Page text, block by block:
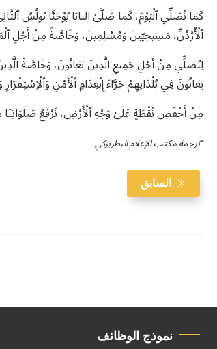
ٱلْأُرْدُنِّ، مَسِيحِيّينَ وَمُسْلِمِينَ، وَخَاصَّةً مِنْ أَجْلِ
لِنُصَلِّي مِنْ أَجْلِ جَمِيعِ الَّذِينَ يَعَانُونَ، وَخَاصَّةً
يَعَانُونَ فِي بُلْدَانِهِمْ جَرَّاءَ إِنْعِدَامِ ٱلْأَمْنِ
مِنْ أَخْفَضِ نُقْطَةٍ عَلَىٰ وَجْهِ ٱلْأَرْضِ، نَرْفَعُ صَلَوَاتِنَا
*ترجمة مكتب الإعلام البطريركي
السابق
نموذج الوظائف